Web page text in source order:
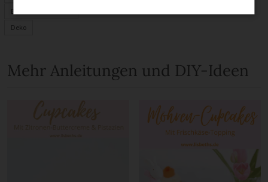
Basteln mit Kindern
Deko
Mehr Anleitungen und DIY-Ideen